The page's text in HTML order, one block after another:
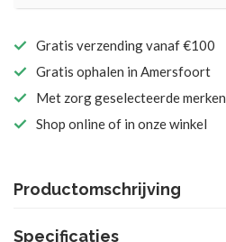
Gratis verzending vanaf €100
Gratis ophalen in Amersfoort
Met zorg geselecteerde merken
Shop online of in onze winkel
Productomschrijving
Specificaties